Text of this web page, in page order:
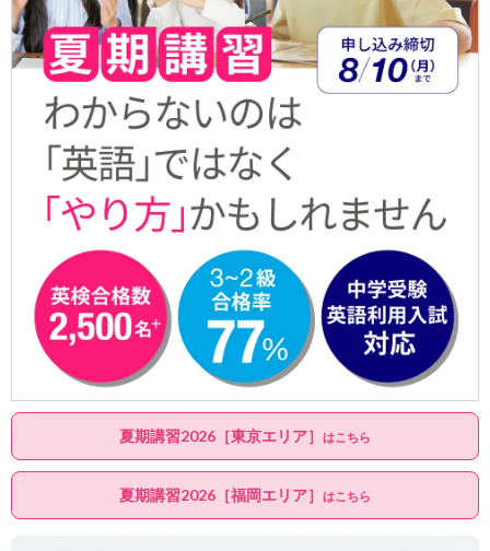
夏期講習2026［東京エリア］ はこちら
夏期講習2026［福岡エリア］ はこちら